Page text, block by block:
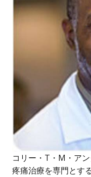
コリー・T・M・ア
疼痛治療を専門とす